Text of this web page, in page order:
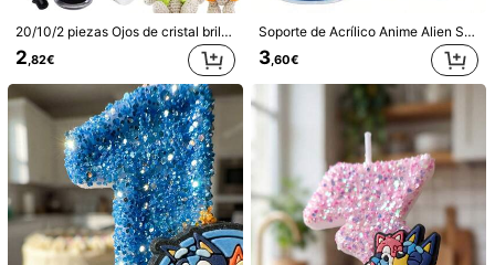
Envío a
Envío Gratuito(Pedidos ≥ 9,00€)
Entrega estimada: 8-11 Días Laborables
Devoluciones gratuitas en 30 días
Pagos seguros · Protección de la privacidad
Mercado
Vendido por el vendedor profesional: LYC-03WJ y
enviado por SHEIN
Información y bligaciones del Vendedor
Para reportar a este vendedor y/o producto
20/10/2 piezas Ojos de cristal brillante 3D, 9/12/14/16mm, 10 colores, ojos de plástico con brillo TY, bolas de los ojos, ojos realistas de animales, ojos pequeños de muñeca, ojos de manualidades, ojos con arandelas, adecuados para animales de peluche, ganchillo, punto, fabricación de ojos de animales, set de accesorios de almohadillas nasales, suministros de manualidades DIY
2 ,82€
Soporte de Acrílico Anime Alien Stage de 15cm/10cm/8cm, Sua Mizi Till Luka Ivan Hyuna. Soporte de Exhibición de Personaje Lindo, Mercancía de Cómic, Regalo Creativo, Artesanía, Suministros de Oficina, Decoración de Escritorio, Regalo para una Niña.
3 ,60€